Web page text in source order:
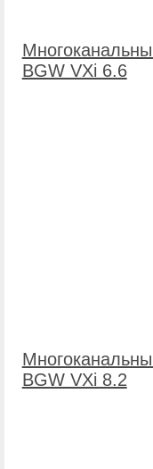
BGW VXi 6.6
BGW VXi 8.2